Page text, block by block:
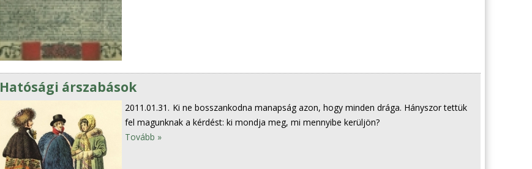
Hatósági árszabások
2011.01.31. Ki ne bosszankodna manapság azon, hogy minden drága. Hányszor tettük
fel magunknak a kérdést: ki mondja meg, mi mennyibe kerüljön?
Tovább »